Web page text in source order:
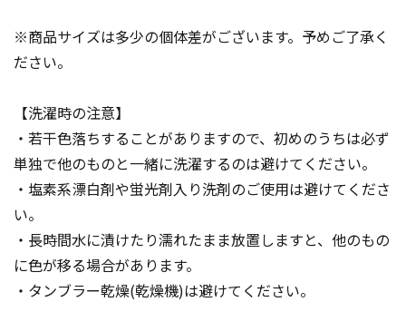
※商品サイズは多少の個体差がございます。予めご了承く
ださい。
【洗濯時の注意】
・若干色落ちすることがありますので、初めのうちは必ず
単独で他のものと一緒に洗濯するのは避けてください。
・塩素系漂白剤や蛍光剤入り洗剤のご使用は避けてくださ
い。
・長時間水に漬けたり濡れたまま放置しますと、他のもの
に色が移る場合があります。
・タンブラー乾燥(乾燥機)は避けてください。